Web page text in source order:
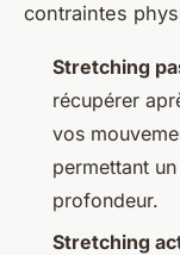
contraintes
Stretching
récupérer
vos
permettant
profondeur.
Stretching